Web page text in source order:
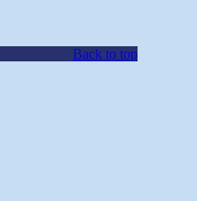
Back to top